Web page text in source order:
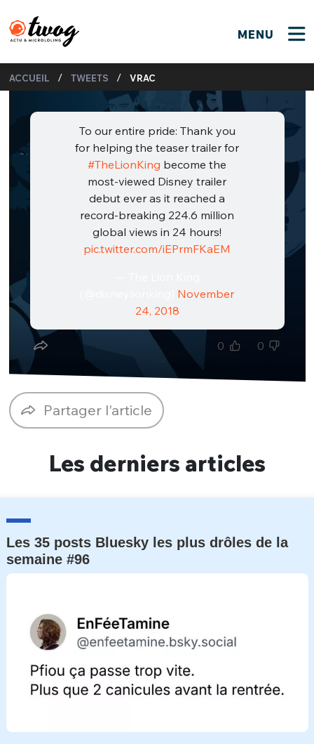
MENU
ACCUEIL / TWEETS / VRAC
To our entire pride: Thank you
for helping the teaser trailer for
#TheLionKing become the
most-viewed Disney trailer
debut ever as it reached a
record-breaking 224.6 million
global views in 24 hours!
pic.twitter.com/iEPrmFKaEM
November
24, 2018
0 0
Partager l'article
Les derniers articles
Les 35 posts Bluesky les plus drôles de la
semaine #96
Bienvenue !
JE M'INSCRIS
*
PASSWORD*
JE M'INSCRIS
Connexion
MOT DE PASSE Mot de passe perdu ?
CONNEXION
FERMER
VOTRE PARTICIPATION
Que souhaitez-vous proposer ?
Quelques tweets
C'EST PARTI
Ma propre sélection
ME CONNECTER
Un Thread